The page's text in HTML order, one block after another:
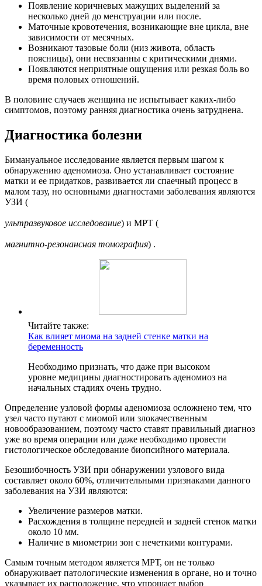
Появление коричневых мажущих выделений за
несколько дней до менструации или после.
Маточные кровотечения, возникающие вне цикла, вне
зависимости от месячных.
Возникают тазовые боли (низ живота, область
поясницы), они несвязанны с критическими днями.
Появляются неприятные ощущения или резкая боль во
время половых отношений.
В половине случаев женщина не испытывает каких-либо
симптомов, поэтому ранняя диагностика очень затруднена.
Диагностика болезни
Бимануальное исследование является первым шагом к
обнаружению аденомиоза. Оно устанавливает состояние
матки и ее придатков, развивается ли спаечный процесс в
малом тазу, но основными диагностами заболевания являются
УЗИ (
ультразвуковое исследование) и МРТ (
магнитно-резонансная томография) .
Читайте также:
Как влияет миома на задней стенке матки на
беременность
Необходимо признать, что даже при высоком
уровне медицины диагностировать аденомиоз на
начальных стадиях очень трудно.
Определение узловой формы аденомиоза осложнено тем, что
узел часто путают с миомой или злокачественным
новообразованием, поэтому часто ставят правильный диагноз
уже во время операции или даже необходимо провести
гистологическое обследование биопсийного материала.
Безошибочность УЗИ при обнаружении узлового вида
составляет около 60%, отличительными признаками данного
заболевания на УЗИ являются:
Увеличение размеров матки.
Расхождения в толщине передней и задней стенок матки
около 10 мм.
Наличие в миометрии зон с нечеткими контурами.
Самым точным методом является МРТ, он не только
обнаруживает патологические изменения в органе, но и точно
указывает их расположение, что упрощает выбор